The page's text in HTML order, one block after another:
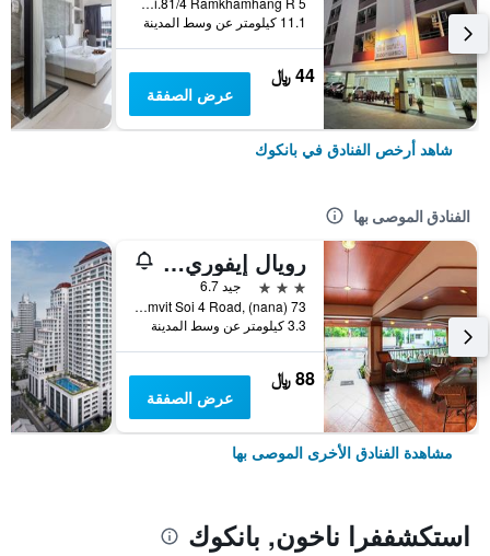
11.1 كيلومتر عن وسط المدينة
44 ﷼
عرض الصفقة
شاهد أرخص الفنادق في بانكوك
الفنادق الموصى بها
رويال إيفوري سوكومفيت نانا
3 نجوم
جيد 6.7
73 Sukhumvit Soi 4 Road, (nana), بانكوك, تايلاند
3.3 كيلومتر عن وسط المدينة
88 ﷼
عرض الصفقة
مشاهدة الفنادق الأخرى الموصى بها
استكشففرا ناخون, بانكوك